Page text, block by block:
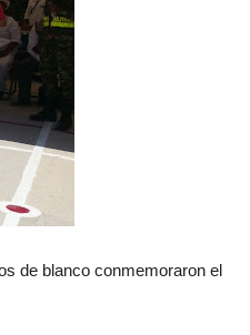
de blanco conmemoraron el